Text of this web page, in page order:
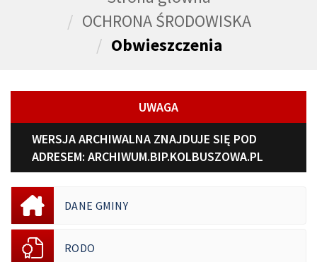
OCHRONA ŚRODOWISKA
Obwieszczenia
UWAGA
WERSJA ARCHIWALNA ZNAJDUJE SIĘ POD
ADRESEM: ARCHIWUM.BIP.KOLBUSZOWA.PL
DANE GMINY
RODO